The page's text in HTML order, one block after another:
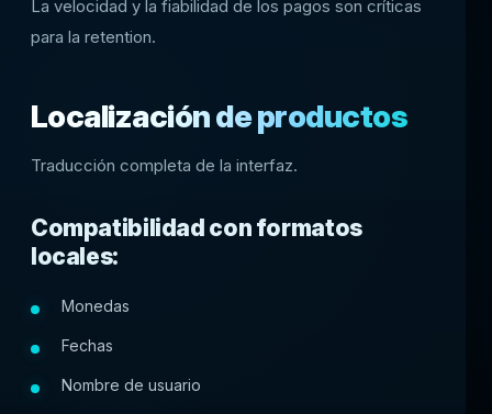
La velocidad y la fiabilidad de los pagos son críticas
para la retention.
Localización de productos
Traducción completa de la interfaz.
Compatibilidad con formatos
locales:
Monedas
Fechas
Nombre de usuario